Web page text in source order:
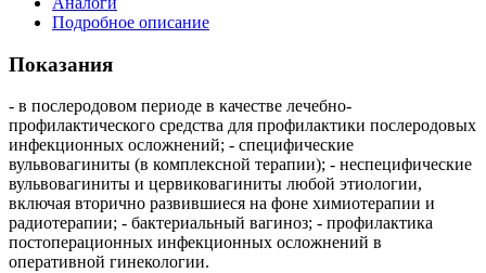
Подробное описание
Показания
- в послеродовом периоде в качестве лечебно-
профилактического средства для профилактики послеродовых
инфекционных осложнений; - специфические
вульвовагиниты (в комплексной терапии); - неспецифические
вульвовагиниты и цервиковагиниты любой этиологии,
включая вторично развившиеся на фоне химиотерапии и
радиотерапии; - бактериальный вагиноз; - профилактика
постоперационных инфекционных осложнений в
оперативной гинекологии.